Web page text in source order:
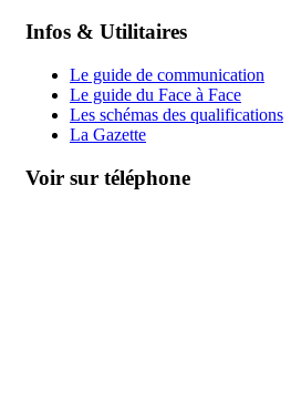
Infos & Utilitaires
Le guide de communication
Le guide du Face à Face
Les schémas des qualifications
La Gazette
Voir sur téléphone